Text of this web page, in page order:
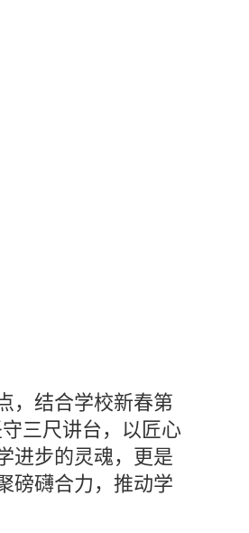
，结合学校新春第
三尺讲台，以匠心
进步的灵魂，更是
磅礴合力，推动学